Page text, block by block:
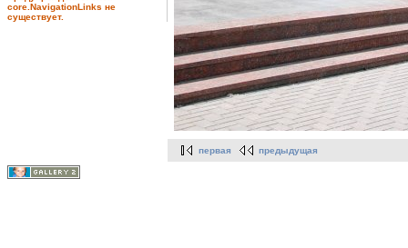
core.NavigationLinks не
существует.
первая предыдущая